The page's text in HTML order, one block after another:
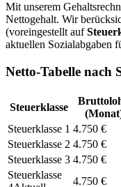
Mit unserem
Nettogehalt. Wir
(voreingestellt auf
aktuellen Sozialabgaben
Netto-Tabelle nach
Steuerklasse
Steuerklasse 1 4.750 €
Steuerklasse 2 4.750 €
Steuerklasse 3 4.750 €
Steuerklasse
4.750 €